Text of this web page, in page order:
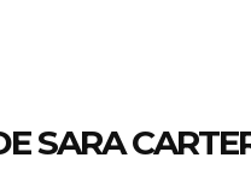
SARA